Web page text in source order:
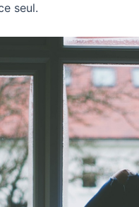
seul.